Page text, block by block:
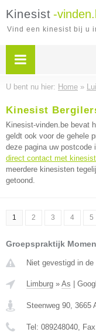
Kinesist -
Vind een kinesist bij u
U bent nu hier: Home »
Kinesist
Kinesist-vinden.be bevat
geldt ook voor de gehele
deze pagina uw
direct contact met
meerdere kinesisten
getoond.
1 2 3 4 5
Groepspraktijk
Niet gevestigd in
Limburg » As
Steenweg 90, 3665
Tel: 089248040,